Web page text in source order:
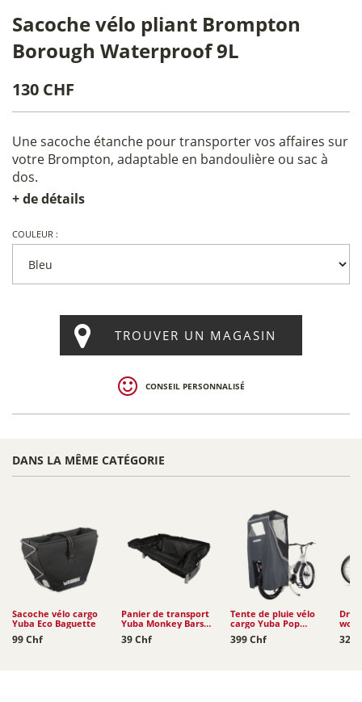
Sacoche vélo pliant Brompton
Borough Waterproof 9L
130 CHF
Une sacoche étanche pour transporter vos affaires sur
votre Brompton, adaptable en bandoulière ou sac à
dos.
+ de détails
COULEUR :
TROUVER UN MAGASIN
CONSEIL PERSONNALISÉ
DANS LA MÊME CATÉGORIE
Sacoche vélo cargo
Yuba Eco Baguette
99 Chf
Panier de transport
Yuba Monkey Bars
Tote
39 Chf
Tente de pluie vélo
cargo Yuba Pop
Shelter
399 Chf
4,5
329